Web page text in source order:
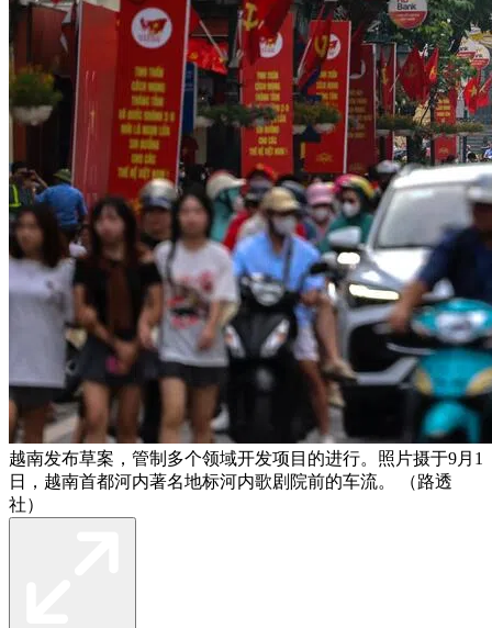
越南发布草案，管制多个领域开发项目的进行。照片摄于9月1
日，越南首都河内著名地标河内歌剧院前的车流。 （路透
社）